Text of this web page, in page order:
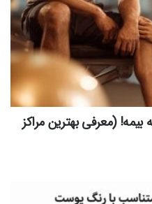
بیمه! (معرفی بهترین مراکز